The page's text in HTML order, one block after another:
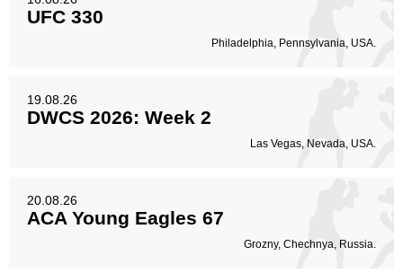
UFC 330
Philadelphia, Pennsylvania, USA.
19.08.26
DWCS 2026: Week 2
Las Vegas, Nevada, USA.
20.08.26
ACA Young Eagles 67
Grozny, Chechnya, Russia.